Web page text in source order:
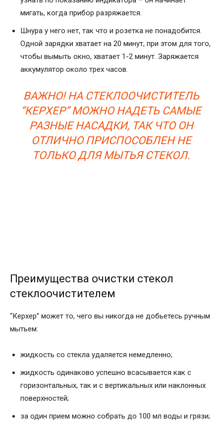
мигать, когда прибор разряжается.
Шнура у него нет, так что и розетка не понадобится.
Одной зарядки хватает на 20 минут, при этом для того,
чтобы вымыть окно, хватает 1-2 минут. Заряжается
аккумулятор около трех часов.
ВАЖНО! НА СТЕКЛООЧИСТИТЕЛЬ
“КЕРХЕР” МОЖНО НАДЕТЬ САМЫЕ
РАЗНЫЕ НАСАДКИ, ТАК ЧТО ОН
ОТЛИЧНО ПРИСПОСОБЛЕН НЕ
ТОЛЬКО ДЛЯ МЫТЬЯ СТЕКОЛ.
Преимущества очистки стекол
стеклоочистителем
“Керхер” может то, чего вы никогда не добьетесь ручным
мытьем:
жидкость со стекла удаляется немедленно;
жидкость одинаково успешно всасывается как с
горизонтальных, так и с вертикальных или наклонных
поверхностей;
за один прием можно собрать до 100 мл воды и грязи;